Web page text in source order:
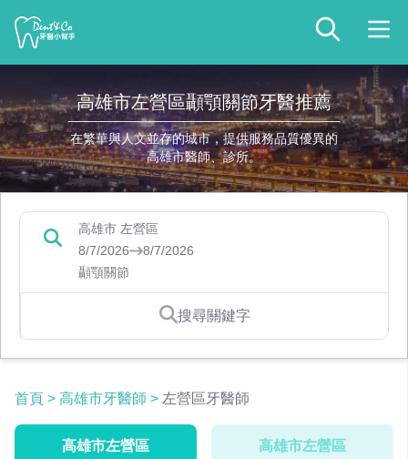
高雄市左營區顳顎關節牙醫推薦
在繁華與人文並存的城市，提供服務品質優異的
高雄市醫師、診所。
高雄市 左營區
8/7/2026
8/7/2026
顳顎關節
搜尋關鍵字
首頁 > 高雄市牙醫師 > 左營區牙醫師
高雄市左營區 高雄市左營區